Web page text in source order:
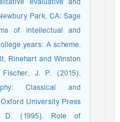
Park, CA: Sage.
of intellectual and
years: A scheme.
Rinehart and Winston.
J. P. (2015).
Classical and
University Press
D. (1995). Role of